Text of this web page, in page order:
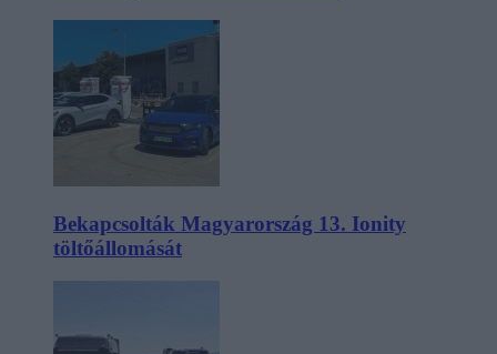
Bekapcsolták Magyarország 13. Ionity
töltőállomását